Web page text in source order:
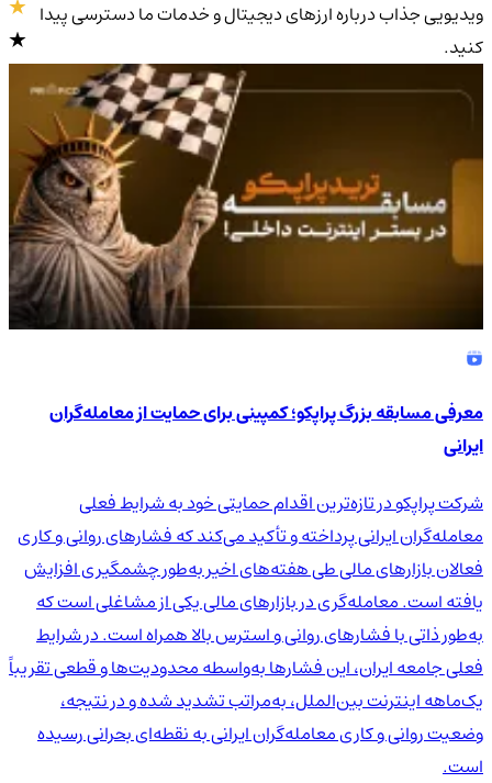
4.9/5
ویدیویی جذاب درباره ارزهای دیجیتال و خدمات ما دسترسی پیدا
کنید.
معرفی مسابقه بزرگ پراپکو؛ کمپینی برای حمایت از معامله‌گران
ایرانی
شرکت پراپکو در تازه‌ترین اقدام حمایتی خود به شرایط فعلی
معامله‌گران ایرانی پرداخته و تأکید می‌کند که فشارهای روانی و کاری
فعالان بازارهای مالی طی هفته‌های اخیر به‌طور چشمگیری افزایش
یافته است. معامله‌گری در بازارهای مالی یکی از مشاغلی است که
به‌طور ذاتی با فشارهای روانی و استرس بالا همراه است. در شرایط
فعلی جامعه ایران، این فشارها به‌واسطه محدودیت‌ها و قطعی تقریباً
یک‌ماهه اینترنت بین‌الملل، به‌مراتب تشدید شده و در نتیجه،
وضعیت روانی و کاری معامله‌گران ایرانی به نقطه‌ای بحرانی رسیده
است.